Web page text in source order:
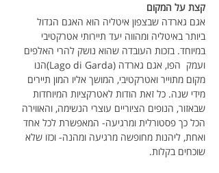
קצת על המקום
אגם גארדה שבצפון איטליה הוא האגם הגדול
ביותר באיטליה ומהווה יעד תיירותי אטרקטיבי
במיוחד. בזכות העובדה שהוא נושק להרי האלפים
ועמק  הפו, אגם גארדה (Lago di Garda)הנו
מקום מתוייר ואטרקטיבי, המושך אליו המון תיירים
מידי שנה. כל זאת הודות לאטרקציות המיוחדות
שבאזור, הנופים הציוריים עוצרי הנשימה, והאווירה
הכל כך פסטורלית ומרגיעה- המאפשרת לכל אחד
ואחת, ליהנות מחופשה מרגיעה ומהנה- וכזו שלא
שוכחים בקלות.